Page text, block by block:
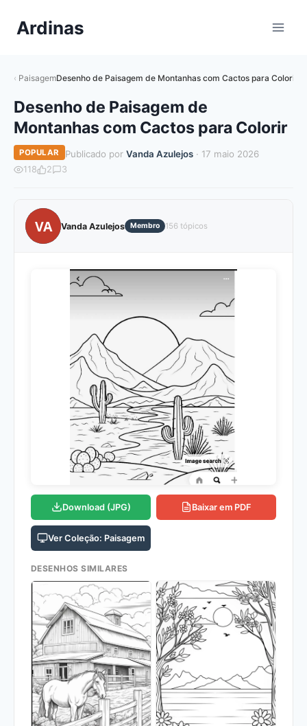
paraArdinas
PaisagemDesenho de Paisagem de Montanhas com Cactos para Colorir
Desenho de Paisagem de
Montanhas com Cactos para Colorir
POPULAR Publicado por Vanda Azulejos· 17 maio 2026
118 2 3
VA Vanda Azulejos Membro 156 tópicos
Download (JPG) Baixar em PDF
Ver Coleção: Paisagem
DESENHOS SIMILARES